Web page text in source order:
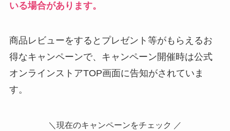
いる場合があります。
商品レビューをするとプレゼント等がもらえるお
得なキャンペーンで、キャンペーン開催時は公式
オンラインストアTOP画面に告知がされていま
す。
＼現在のキャンペーンをチェック ／